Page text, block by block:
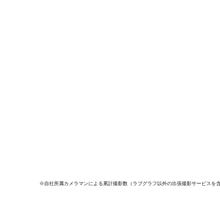
※自社所属カメラマンによる累計撮影数（ラブグラフ以外の出張撮影サービスを